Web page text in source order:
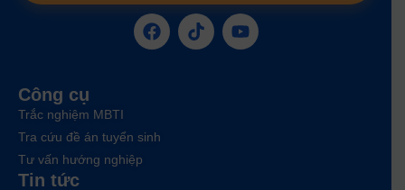
Công cụ
Trắc nghiệm MBTI
Tra cứu đề án tuyển sinh
Tư vấn hướng nghiệp
Tin tức